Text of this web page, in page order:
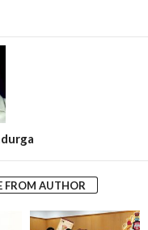
FROM AUTHOR